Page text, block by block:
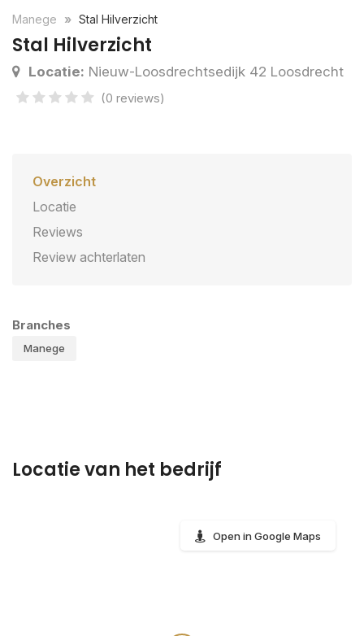
Manege Stal Hilverzicht
Stal Hilverzicht
Locatie: Nieuw-Loosdrechtsedijk 42 Loosdrecht
(0 reviews)
Overzicht
Locatie
Reviews
Review achterlaten
Branches
Manege
Locatie van het bedrijf
Open in Google Maps